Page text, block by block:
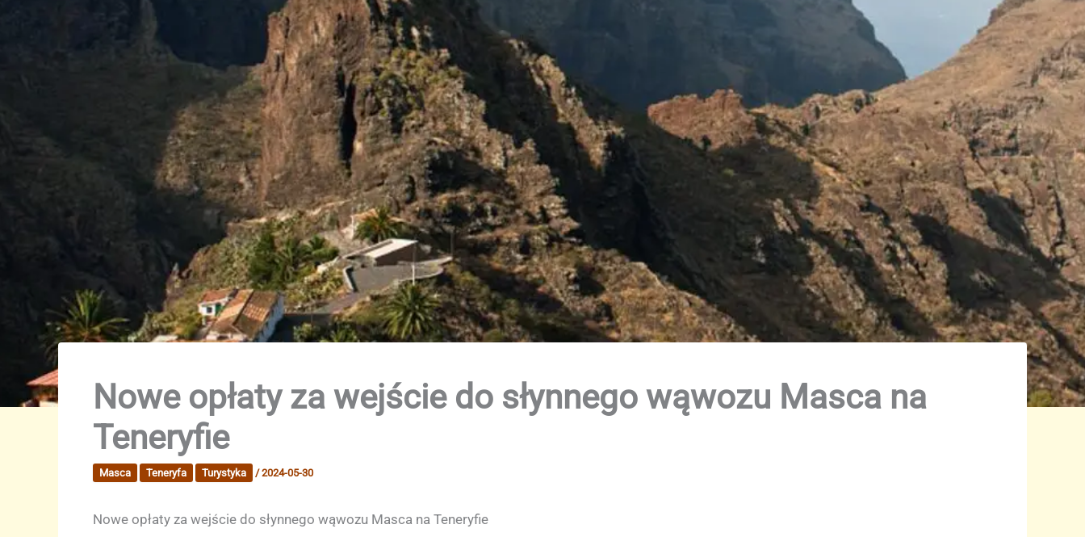
Nowe opłaty za wejście do słynnego wąwozu Masca na
Teneryfie
Masca Teneryfa Turystyka /2024-05-30
Nowe opłaty za wejście do słynnego wąwozu Masca na Teneryfie